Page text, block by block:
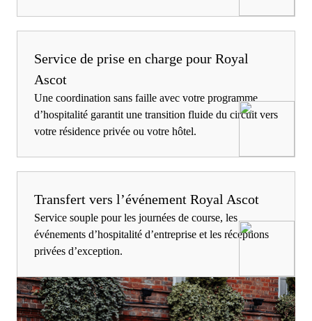
Service de prise en charge pour Royal
Ascot
Une coordination sans faille avec votre programme
d’hospitalité garantit une transition fluide du circuit vers
votre résidence privée ou votre hôtel.
Transfert vers l’événement Royal Ascot
Service souple pour les journées de course, les
événements d’hospitalité d’entreprise et les réceptions
privées d’exception.